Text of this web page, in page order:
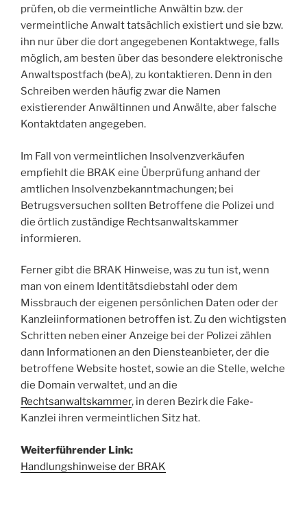
prüfen, ob die vermeintliche Anwältin bzw. der
vermeintliche Anwalt tatsächlich existiert und sie bzw.
ihn nur über die dort angegebenen Kontaktwege, falls
möglich, am besten über das besondere elektronische
Anwaltspostfach (beA), zu kontaktieren. Denn in den
Schreiben werden häufig zwar die Namen
existierender Anwältinnen und Anwälte, aber falsche
Kontaktdaten angegeben.
Im Fall von vermeintlichen Insolvenzverkäufen
empfiehlt die BRAK eine Überprüfung anhand der
amtlichen Insolvenzbekanntmachungen; bei
Betrugsversuchen sollten Betroffene die Polizei und
die örtlich zuständige Rechtsanwaltskammer
informieren.
Ferner gibt die BRAK Hinweise, was zu tun ist, wenn
man von einem Identitätsdiebstahl oder dem
Missbrauch der eigenen persönlichen Daten oder der
Kanzleiinformationen betroffen ist. Zu den wichtigsten
Schritten neben einer Anzeige bei der Polizei zählen
dann Informationen an den Diensteanbieter, der die
betroffene Website hostet, sowie an die Stelle, welche
die Domain verwaltet, und an die
Rechtsanwaltskammer, in deren Bezirk die Fake-
Kanzlei ihren vermeintlichen Sitz hat.
Weiterführender Link:
Handlungshinweise der BRAK